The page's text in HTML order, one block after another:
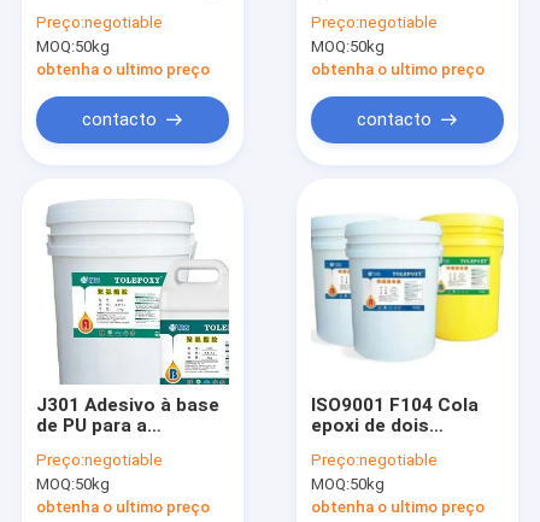
poliuretano de 2
partes
Preço:negotiable
MOQ:50kg
obtenha o ultimo preço
contacto
de honeycomb de
alumínio
Preço:negotiable
MOQ:50kg
obtenha o ultimo preço
contacto
J301 Adesivo à base
de PU para a
Preço:negotiable
MOQ:50kg
obtenha o ultimo preço
ISO9001 F104 Cola
epoxi de dois
e líquido
Preço:negotiable
MOQ:50kg
obtenha o ultimo preço